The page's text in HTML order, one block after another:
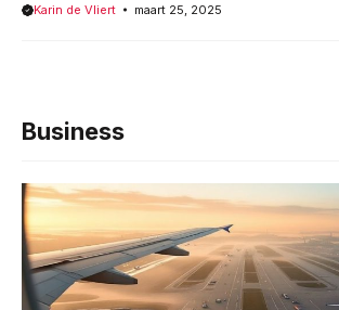
Karin de Vliert maart 25, 2025
Business